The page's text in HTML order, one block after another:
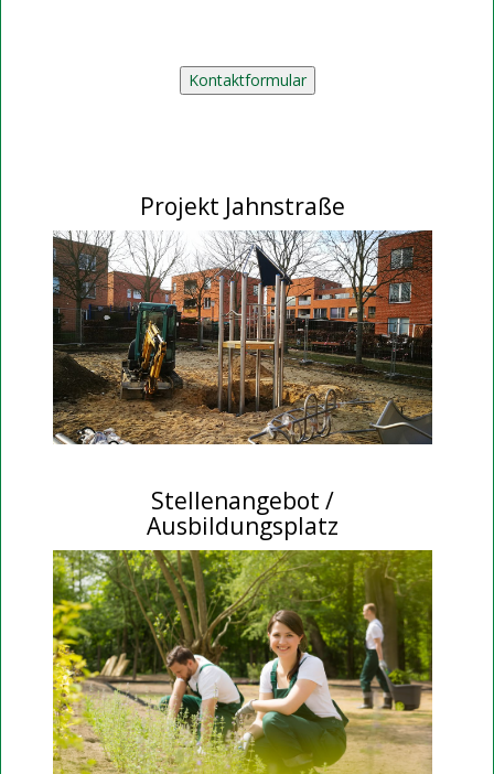
Projekt Jahnstraße
Stellenangebot /
Ausbildungsplatz